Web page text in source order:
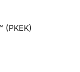
(PKEK)